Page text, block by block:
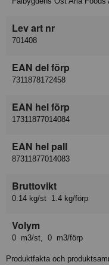
Lev art nr
701408
EAN del förp
7311878172458
EAN hel förp
17311877014084
EAN hel pall
87311877014083
Bruttovikt
0.14 kg/st 1.4 kg/förp
Volym
0 m3/st, 0 m3/förp
Produktfakta och